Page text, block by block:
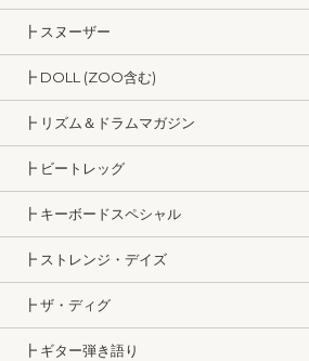
┣ スヌーザー
┣ DOLL (ZOO含む)
┣ リズム＆ドラムマガジン
┣ ビートレッグ
┣ キーボードスペシャル
┣ ストレンジ・デイズ
┣ ザ・ディグ
┣ ギター弾き語り